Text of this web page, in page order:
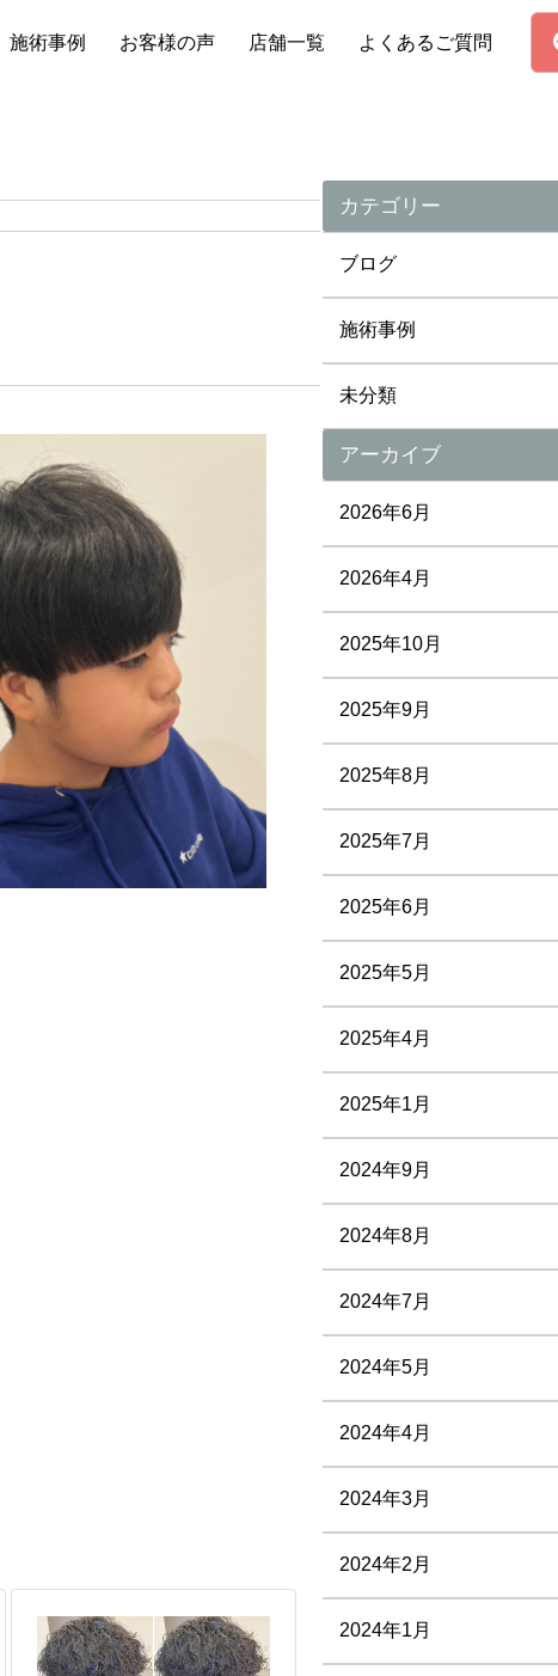
施術事例 お客様の声 店舗一覧 よくあるご質問
カテゴリー
ブログ
施術事例
未分類
アーカイブ
2026年6月
2026年4月
2025年10月
2025年9月
2025年8月
2025年7月
2025年6月
2025年5月
2025年4月
2025年1月
2024年9月
2024年8月
2024年7月
2024年5月
2024年4月
2024年3月
2024年2月
2024年1月